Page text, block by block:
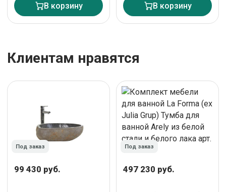
В корзину В корзину
Клиентам нравятся
Под заказ
99 430 руб.
Под заказ
497 230 руб.